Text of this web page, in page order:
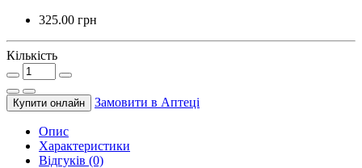
325.00 грн
Кількість
Купити онлайн Замовити в Аптецi
Опис
Характеристики
Відгуків (0)